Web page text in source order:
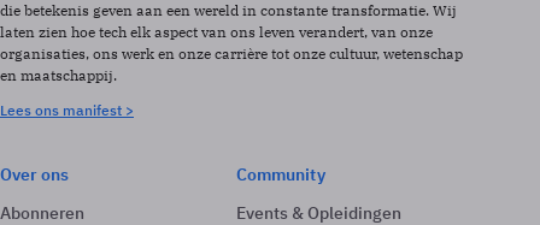
die betekenis geven aan een wereld in constante transformatie. Wij
laten zien hoe tech elk aspect van ons leven verandert, van onze
organisaties, ons werk en onze carrière tot onze cultuur, wetenschap
en maatschappij.
Lees ons manifest >
Over ons
Abonneren
Community
Events & Opleidingen